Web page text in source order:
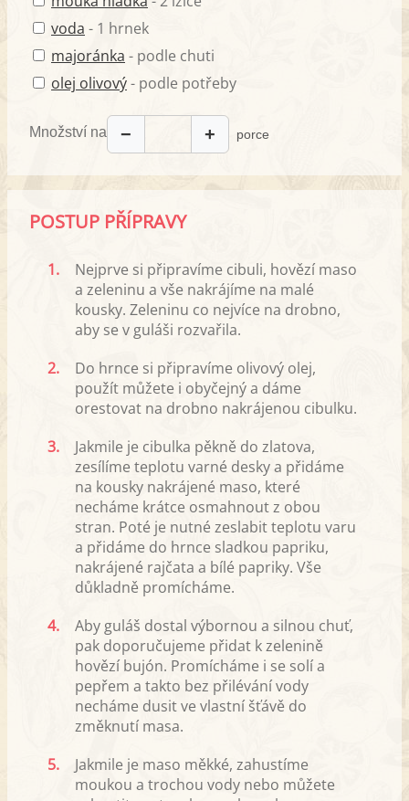
voda - 1 hrnek
majoránka - podle chuti
olej olivový- podle potřeby
Množství na − + porce
POSTUP PŘÍPRAVY
1.
Nejprve si připravíme cibuli, hovězí maso
a zeleninu a vše nakrájíme na malé
kousky. Zeleninu co nejvíce na drobno,
aby se v guláši rozvařila.
2.
Do hrnce si připravíme olivový olej,
použít můžete i obyčejný a dáme
orestovat na drobno nakrájenou cibulku.
3.
Jakmile je cibulka pěkně do zlatova,
zesílíme teplotu varné desky a přidáme
na kousky nakrájené maso, které
necháme krátce osmahnout z obou
stran. Poté je nutné zeslabit teplotu varu
a přidáme do hrnce sladkou papriku,
nakrájené rajčata a bílé papriky. Vše
důkladně promícháme.
4.
Aby guláš dostal výbornou a silnou chuť,
pak doporučujeme přidat k zelenině
hovězí bujón. Promícháme i se solí a
pepřem a takto bez přilévání vody
necháme dusit ve vlastní šťávě do
změknutí masa.
5.
Jakmile je maso měkké, zahustíme
moukou a trochou vody nebo můžete